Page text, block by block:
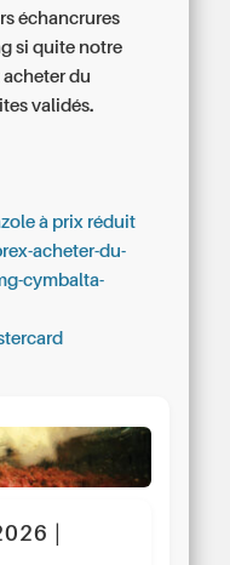
échancrures
si quite notre
du
validés.
à prix réduit
acheter-du-
cymbalta-
|